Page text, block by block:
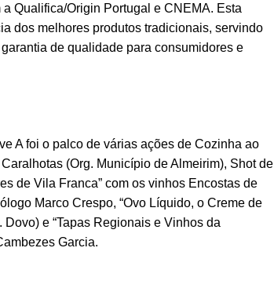
Qualifica/Origin Portugal e CNEMA. Esta
dos melhores produtos tradicionais, servindo
de qualidade para consumidores e
A foi o palco de várias ações de Cozinha ao
(Org. Município de Almeirim), Shot de
de Vila Franca” com os vinhos Encostas de
Marco Crespo, “Ovo Líquido, o Creme de
e “Tapas Regionais e Vinhos da
Garcia.